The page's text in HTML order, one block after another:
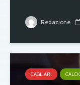
Redazione
CAGLIARI